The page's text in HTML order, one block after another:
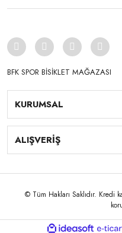
BFK SPOR BİSİKLET MAĞAZASI
KURUMSAL
ALIŞVERİŞ
© Tüm Hakları Saklıdır. Kredi
ideasoft